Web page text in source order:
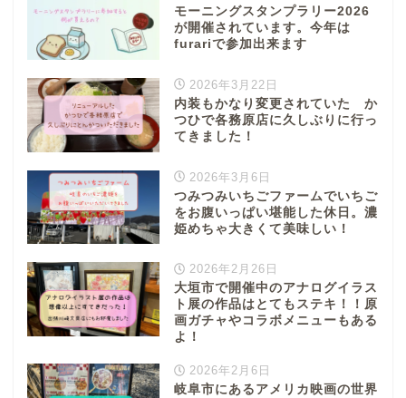
モーニングスタンプラリー2026
が開催されています。今年は
furariで参加出来ます
2026年3月22日
内装もかなり変更されていた か
つひで各務原店に久しぶりに行っ
てきました！
2026年3月6日
つみつみいちごファームでいちご
をお腹いっぱい堪能した休日。濃
姫めちゃ大きくて美味しい！
2026年2月26日
大垣市で開催中のアナログイラス
ト展の作品はとてもステキ！！原
画ガチャやコラボメニューもある
よ！
2026年2月6日
岐阜市にあるアメリカ映画の世界